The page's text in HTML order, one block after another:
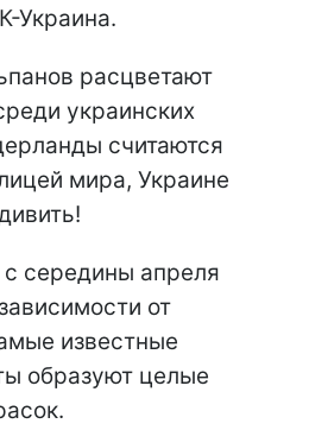
Украина.
расцветают
украинских
считаются
мира, Украине
середины апреля
от
известные
образуют целые